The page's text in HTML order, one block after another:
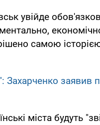
увійде
самою
Захарченко заявив
міста будуть